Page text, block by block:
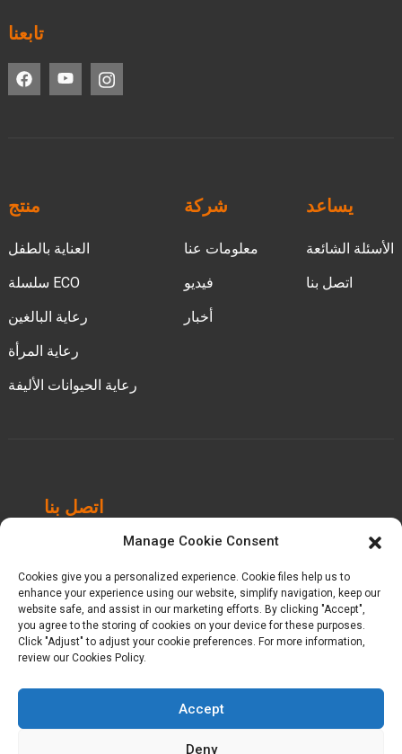
تابعنا
منتج
العناية بالطفل
سلسلة ECO
رعاية البالغين
رعاية المرأة
رعاية الحيوانات الأليفة
شركة
معلومات عنا
فيديو
أخبار
يساعد
الأسئلة الشائعة
اتصل بنا
اتصل بنا
حديقة تشينجبي الصناعية، مدينة لوتشنغ، مقاطعة
+86-18698368716
kelly@baron-china.cc
Manage Cookie Consent
Cookies give you a personalized experience. Cookie files help us to
enhance your experience using our website, simplify navigation, keep our
website safe, and assist in our marketing efforts. By clicking "Accept",
you agree to the storing of cookies on your device for these purposes.
Click "Adjust" to adjust your cookie preferences. For more information,
review our Cookies Policy.
Accept
Deny